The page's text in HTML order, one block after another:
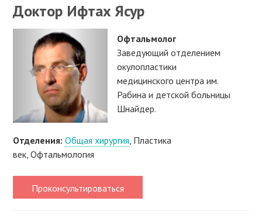
Доктор Ифтах Ясур
Офтальмолог
Заведующий отделением
окулопластики
медицинского центра им.
Рабина и детской больницы
Шнайдер.
Отделения: Общая хирургия, Пластика
век,Офтальмология
Проконсультироваться